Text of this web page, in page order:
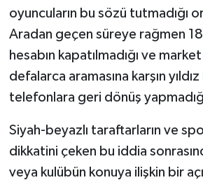
oyuncuların bu sözü tutmadığı
Aradan geçen süreye rağmen 18
hesabın kapatılmadığı ve
defalarca aramasına karşın
telefonlara geri dönüş
Siyah-beyazlı taraftarların ve
dikkatini çeken bu iddia
veya kulübün konuya ilişkin bir